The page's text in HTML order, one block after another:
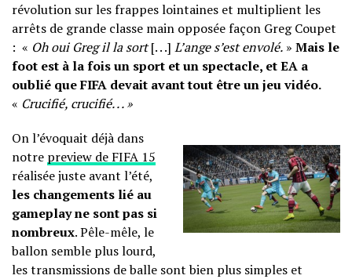
révolution sur les frappes lointaines et multiplient les
arrêts de grande classe main opposée façon Greg Coupet
: « Oh oui Greg il la sort[. . .] L’ange s’est envolé. » Mais le
foot est à la fois un sport et un spectacle, et EA a
oublié que FIFA devait avant tout être un jeu vidéo.
« Crucifié, crucifié. . . »
On l’évoquait déjà dans
notre preview de FIFA 15
réalisée juste avant l’été,
les changements lié au
gameplay ne sont pas si
nombreux. Pêle-mêle, le
ballon semble plus lourd,
les transmissions de balle sont bien plus simples et